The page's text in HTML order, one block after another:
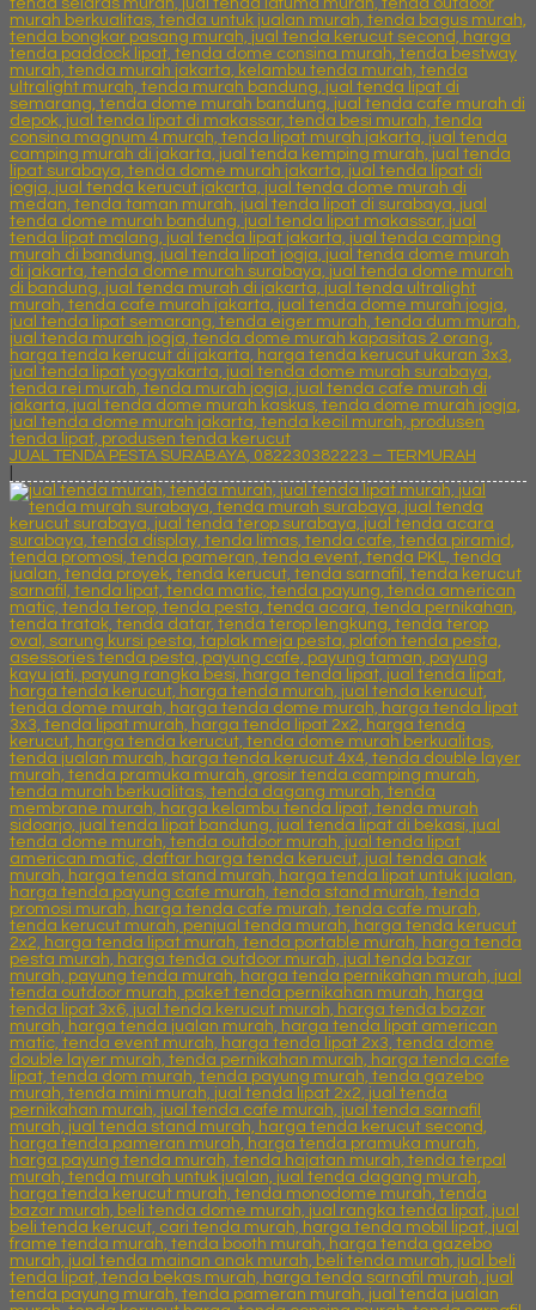
JUAL TENDA PESTA SURABAYA, 082230382223 – TERMURAH